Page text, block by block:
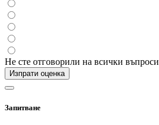
Не сте отговорили на всички въпроси
Изпрати оценка
Запитване